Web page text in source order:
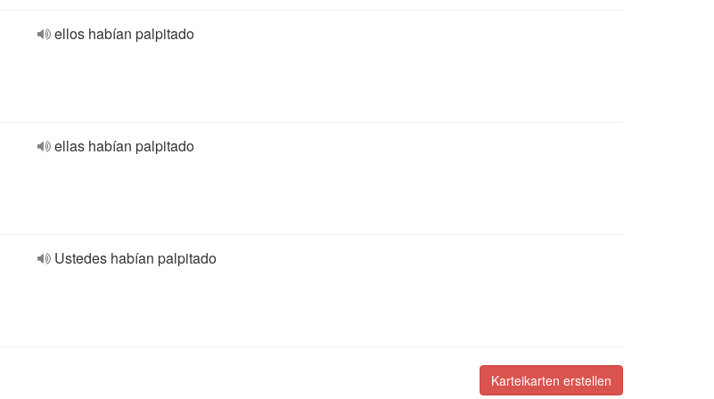
ellos habían palpitado
ellas habían palpitado
Ustedes habían palpitado
Karteikarten erstellen